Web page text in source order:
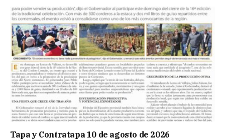
Tapa y Contratapa 10 de agosto de 2026